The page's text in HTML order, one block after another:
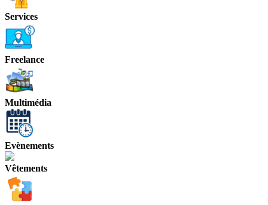
Services
Freelance
Multimédia
Evènements
Vêtements